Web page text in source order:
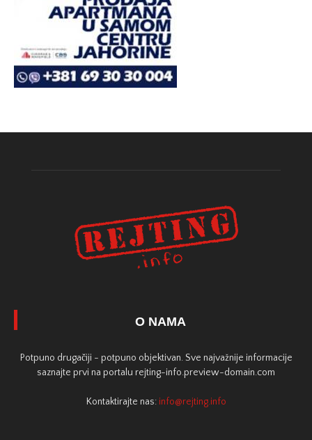
O NAMA
Potpuno drugačiji - potpuno objektivan. Sve najvažnije informacije
saznajte prvi na portalu rejting-info.preview-domain.com
Kontaktirajte nas: info@rejting.info